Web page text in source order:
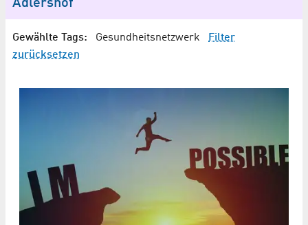
Adlershof
Gewählte Tags: Gesundheitsnetzwerk
Filter
zurücksetzen